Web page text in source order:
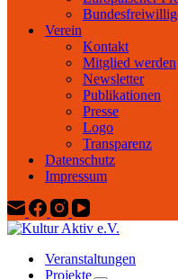
Verein
Kontakt
Mitglied werden
Newsletter
Publikationen
Presse
Logo
Transparenz
Datenschutz
Impressum
Veranstaltungen
Projekte